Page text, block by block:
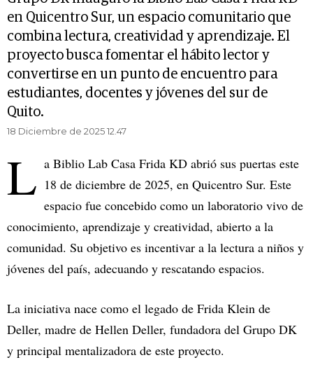
en Quicentro Sur, un espacio comunitario que
combina lectura, creatividad y aprendizaje. El
proyecto busca fomentar el hábito lector y
convertirse en un punto de encuentro para
estudiantes, docentes y jóvenes del sur de
Quito.
18 Diciembre de 2025 12.47
L a Biblio Lab Casa Frida KD abrió sus puertas este
18 de diciembre de 2025, en Quicentro Sur. Este
espacio fue concebido como un laboratorio vivo de
conocimiento, aprendizaje y creatividad, abierto a la
comunidad. Su objetivo es incentivar a la lectura a niños y
jóvenes del país, adecuando y rescatando espacios.
La iniciativa nace como el legado de Frida Klein de
Deller, madre de Hellen Deller, fundadora del Grupo DK
y principal mentalizadora de este proyecto.